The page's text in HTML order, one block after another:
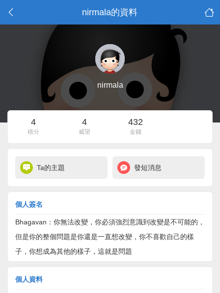
nirmala的資料
nirmala
4
積分
4
威望
432
金錢
Ta的主題 發短消息
個人簽名
Bhagavan：你無法改變，你必須強烈意識到改變是不可能的，
但是你的整個問題是你還是一直想改變，你不喜歡自己的樣
子，你想成為其他的樣子，這就是問題
個人資料